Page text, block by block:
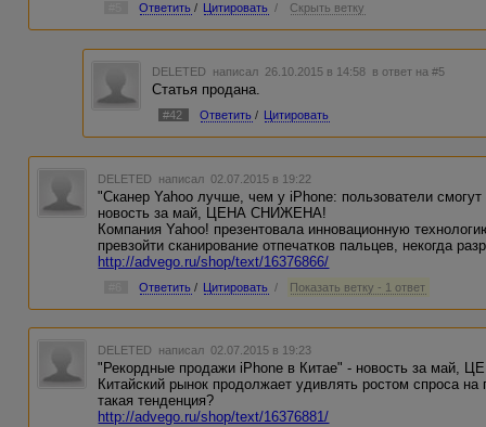
Ответить / Цитировать / Скрыть ветку
DELETED написал 26.10.2015 в 14:58 в ответ на #5
Статья продана.
#42 Ответить / Цитировать
DELETED написал 02.07.2015 в 19:22
"Сканер Yahoo лучше, чем у iPhone: пользователи
новость за май, ЦЕНА СНИЖЕНА!
Компания Yahoo! презентовала инновационную
превзойти сканирование отпечатков пальцев, некогда
http://advego.ru/shop/text/16376866/
Ответить / Цитировать / Показать ветку - 1 ответ
DELETED написал 02.07.2015 в 19:23
"Рекордные продажи iPhone в Китае" - новость за май,
Китайский рынок продолжает удивлять ростом спроса
такая тенденция?
http://advego.ru/shop/text/16376881/